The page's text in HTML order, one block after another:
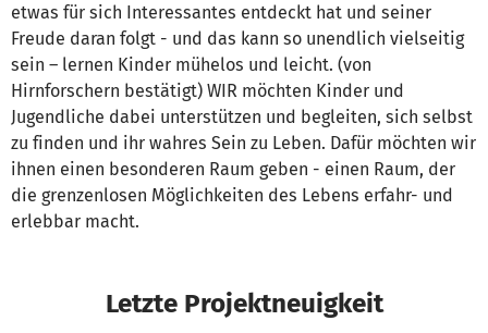
etwas für sich Interessantes entdeckt hat und seiner
Freude daran folgt - und das kann so unendlich vielseitig
sein – lernen Kinder mühelos und leicht. (von
Hirnforschern bestätigt) WIR möchten Kinder und
Jugendliche dabei unterstützen und begleiten, sich selbst
zu finden und ihr wahres Sein zu Leben. Dafür möchten wir
ihnen einen besonderen Raum geben - einen Raum, der
die grenzenlosen Möglichkeiten des Lebens erfahr- und
erlebbar macht.
Letzte Projektneuigkeit